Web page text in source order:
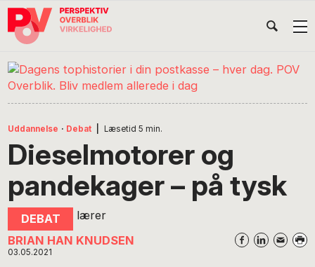
Gå
direkte
navigation
Skip
indhold
Gå
direkte
på
POV
International
Uddannelse · Debat Læsetid 5 min.
Dieselmotorer og
pandekager – på tysk
BRIAN HAN KNUDSEN
03.05.2021